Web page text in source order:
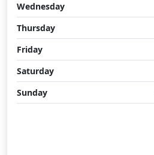
Wednesday
Thursday
Friday
Saturday
Sunday